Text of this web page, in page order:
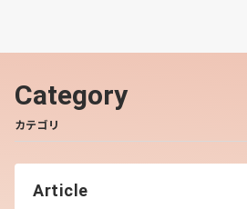
Category
カテゴリ
Article